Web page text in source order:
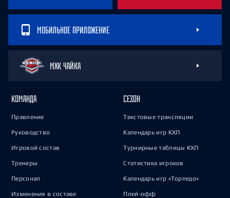
МОБИЛЬНОЕ ПРИЛОЖЕНИЕ
МХК ЧАЙКА
КОМАНДА
Правление
Руководство
Игровой состав
Тренеры
Персонал
Изменения в составе
СЕЗОН
Текстовые трансляции
Календарь игр КХЛ
Турнирные таблицы КХЛ
Статистика игроков
Календарь игр «Торпедо»
Плей-офф